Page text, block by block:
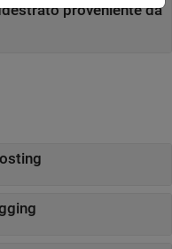
proveniente da